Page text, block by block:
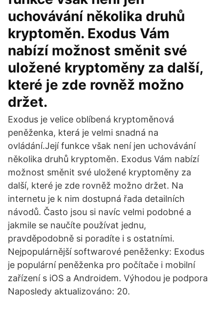
uchovávání několika druhů
kryptoměn. Exodus Vám
nabízí možnost směnit své
uložené kryptoměny za další,
které je zde rovněž možno
držet.
Exodus je velice oblíbená kryptoměnová
peněženka, která je velmi snadná na
ovládání.Její funkce však není jen uchovávání
několika druhů kryptoměn. Exodus Vám nabízí
možnost směnit své uložené kryptoměny za
další, které je zde rovněž možno držet. Na
internetu je k nim dostupná řada detailních
návodů. Často jsou si navíc velmi podobné a
jakmile se naučíte používat jednu,
pravděpodobně si poradíte i s ostatními.
Nejpopulárnější softwarové peněženky: Exodus
je populární peněženka pro počítače i mobilní
zařízení s iOS a Androidem. Výhodou je podpora
Naposledy aktualizováno: 20.